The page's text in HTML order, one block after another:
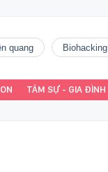
quang Biohacking
TÂM SỰ - GIA ĐÌNH